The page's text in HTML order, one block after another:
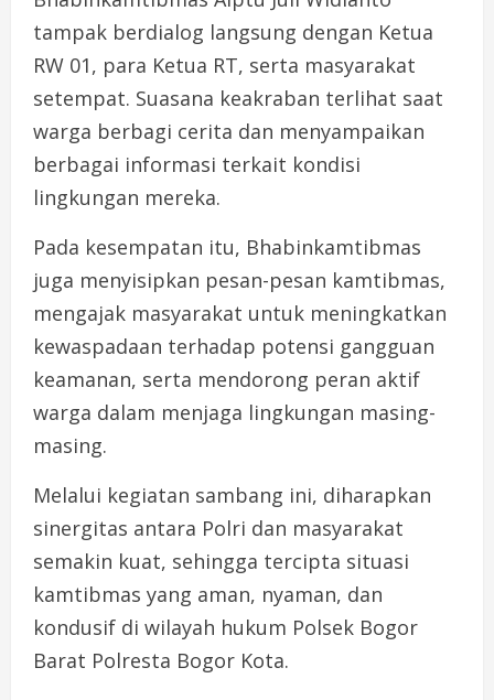
tampak berdialog langsung dengan Ketua
RW 01, para Ketua RT, serta masyarakat
setempat. Suasana keakraban terlihat saat
warga berbagi cerita dan menyampaikan
berbagai informasi terkait kondisi
lingkungan mereka.
Pada kesempatan itu, Bhabinkamtibmas
juga menyisipkan pesan-pesan kamtibmas,
mengajak masyarakat untuk meningkatkan
kewaspadaan terhadap potensi gangguan
keamanan, serta mendorong peran aktif
warga dalam menjaga lingkungan masing-
masing.
Melalui kegiatan sambang ini, diharapkan
sinergitas antara Polri dan masyarakat
semakin kuat, sehingga tercipta situasi
kamtibmas yang aman, nyaman, dan
kondusif di wilayah hukum Polsek Bogor
Barat Polresta Bogor Kota.